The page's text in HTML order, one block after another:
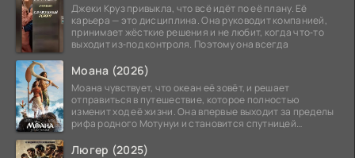
Джеки Круз привыкла, что всё идёт по её плану. Её
карьера — это дисциплина. Она руководит компанией,
принимает жёсткие решения и не любит, когда что‑то
выходит из‑под контроля. Поэтому она всегда
Моана (2026)
Моана чувствует, что океан её зовёт, и решает
отправиться в путешествие, которое полностью
изменит ход её жизни. Она впервые выходит за пределы
рифа родного Мотунуи и становится спутницей
Люгер (2025)